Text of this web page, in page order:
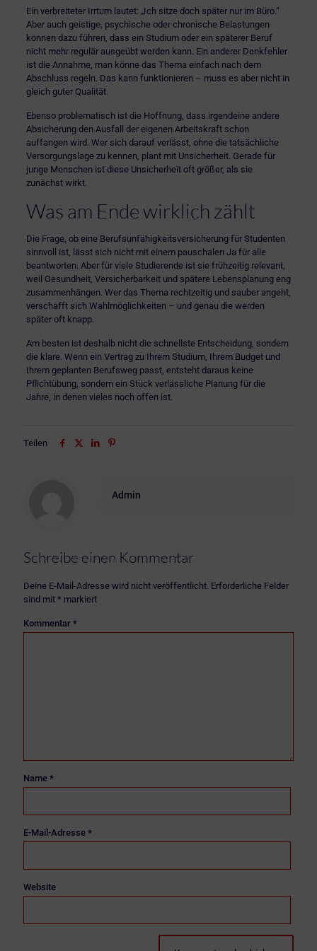
Ein verbreiteter Irrtum lautet: „Ich sitze doch später nur im Büro.“
Aber auch geistige, psychische oder chronische Belastungen
können dazu führen, dass ein Studium oder ein späterer Beruf
nicht mehr regulär ausgeübt werden kann. Ein anderer Denkfehler
ist die Annahme, man könne das Thema einfach nach dem
Abschluss regeln. Das kann funktionieren – muss es aber nicht in
gleich guter Qualität.
Ebenso problematisch ist die Hoffnung, dass irgendeine andere
Absicherung den Ausfall der eigenen Arbeitskraft schon
auffangen wird. Wer sich darauf verlässt, ohne die tatsächliche
Versorgungslage zu kennen, plant mit Unsicherheit. Gerade für
junge Menschen ist diese Unsicherheit oft größer, als sie
zunächst wirkt.
Was am Ende wirklich zählt
Die Frage, ob eine Berufsunfähigkeitsversicherung für Studenten
sinnvoll ist, lässt sich nicht mit einem pauschalen Ja für alle
beantworten. Aber für viele Studierende ist sie frühzeitig relevant,
weil Gesundheit, Versicherbarkeit und spätere Lebensplanung eng
zusammenhängen. Wer das Thema rechtzeitig und sauber angeht,
verschafft sich Wahlmöglichkeiten – und genau die werden
später oft knapp.
Am besten ist deshalb nicht die schnellste Entscheidung, sondern
die klare. Wenn ein Vertrag zu Ihrem Studium, Ihrem Budget und
Ihrem geplanten Berufsweg passt, entsteht daraus keine
Pflichtübung, sondern ein Stück verlässliche Planung für die
Jahre, in denen vieles noch offen ist.
Teilen
Admin
Schreibe einen Kommentar
Deine E-Mail-Adresse wird nicht veröffentlicht. Erforderliche Felder
sind mit * markiert
Kommentar *
Name *
E-Mail-Adresse *
Website